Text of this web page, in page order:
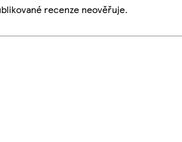
recenze neověřuje.